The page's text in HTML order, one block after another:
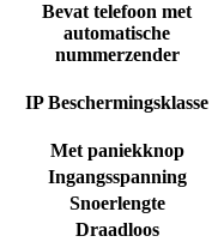
Bevat telefoon met
automatische
nummerzender
IP Beschermingsklasse
Met paniekknop
Ingangsspanning
Snoerlengte
Draadloos